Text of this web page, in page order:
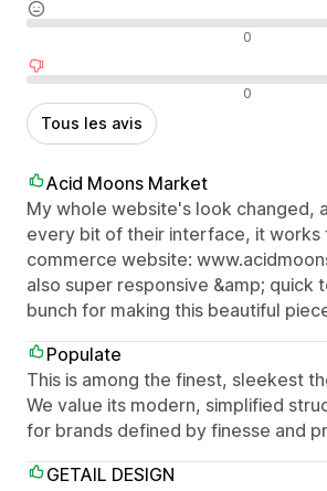
Avis neutres 0
Avis négatifs 0
Tous les avis
Acid Moons Market
My whole website's look changed,
every bit of their interface, it works
commerce website:
also super responsive &amp; quick
bunch for making this beautiful
Populate
This is among the finest, sleekest
We value its modern, simplified
for brands defined by finesse and
GETAIL DESIGN